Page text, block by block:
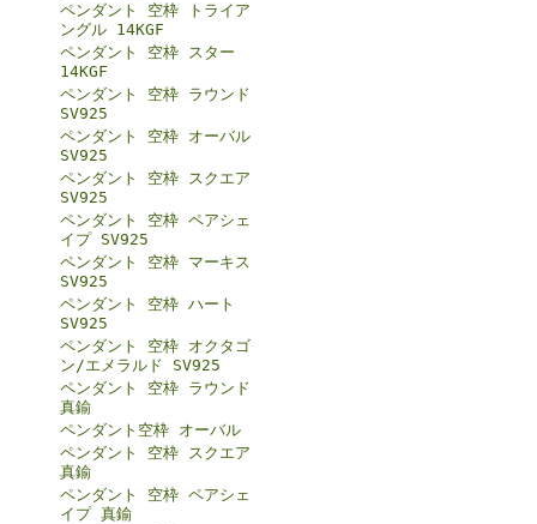
ペンダント 空枠 トライア
ングル 14KGF
ペンダント 空枠 スター
14KGF
ペンダント 空枠 ラウンド
SV925
ペンダント 空枠 オーバル
SV925
ペンダント 空枠 スクエア
SV925
ペンダント 空枠 ペアシェ
イプ SV925
ペンダント 空枠 マーキス
SV925
ペンダント 空枠 ハート
SV925
ペンダント 空枠 オクタゴ
ン/エメラルド SV925
ペンダント 空枠 ラウンド
真鍮
ペンダント空枠 オーバル
ペンダント 空枠 スクエア
真鍮
ペンダント 空枠 ペアシェ
イプ 真鍮